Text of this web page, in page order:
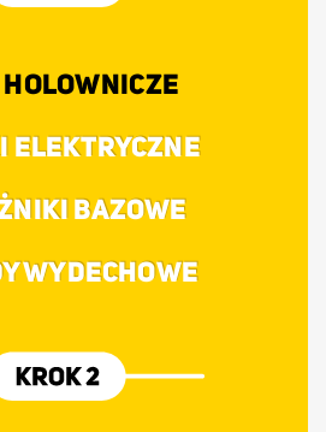
HOLOWNICZE
ELEKTRYCZNE
BAZOWE
WYDECHOWE